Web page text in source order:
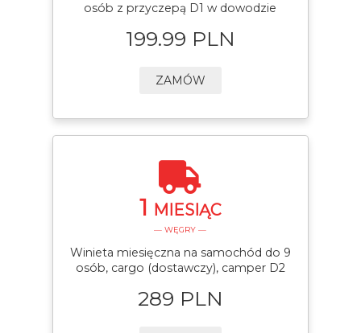
osób z przyczepą D1 w dowodzie
199.99 PLN
ZAMÓW
1 MIESIĄC
— WĘGRY —
Winieta miesięczna na samochód do 9
osób, cargo (dostawczy), camper D2
289 PLN